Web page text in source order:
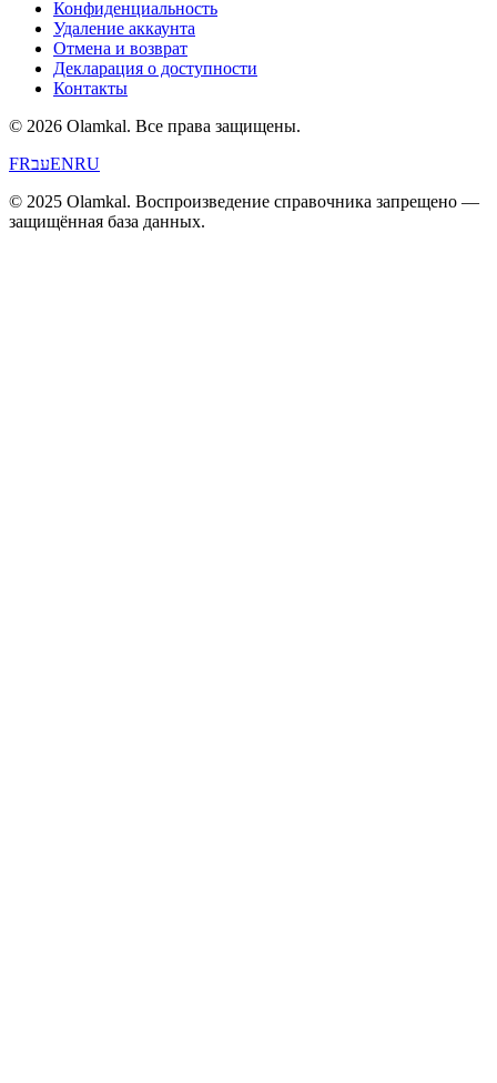
Конфиденциальность
Удаление аккаунта
Отмена и возврат
Декларация о доступности
Контакты
© 2026 Olamkal. Все права защищены.
FRעבENRU
© 2025 Olamkal. Воспроизведение справочника запрещено —
защищённая база данных.